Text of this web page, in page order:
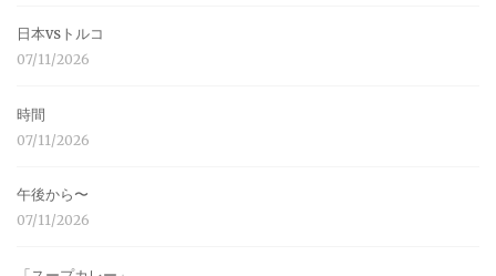
日本vsトルコ
07/11/2026
時間
07/11/2026
午後から〜
07/11/2026